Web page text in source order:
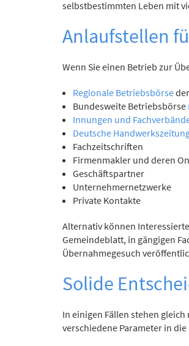
selbstbestimmten Leben mit
Anlaufstellen
Wenn Sie einen Betrieb zur
Regionale Betriebsbörse
Bundesweite Betriebsbörse
Innungen und
Deutsche
Fachzeitschriften
Firmenmakler und deren
Geschäftspartner
Unternehmernetzwerke
Private Kontakte
Alternativ können
Gemeindeblatt, in gängigen
Übernahmegesuch
Solide
In einigen Fällen stehen
verschiedene Parameter in